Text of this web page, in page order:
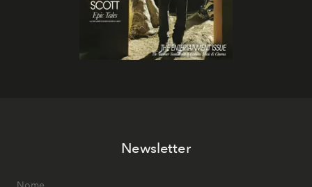
Newsletter